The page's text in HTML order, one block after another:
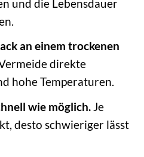
und die Lebensdauer
an einem trockenen
direkte
hohe Temperaturen.
wie möglich. Je
desto schwieriger lässt